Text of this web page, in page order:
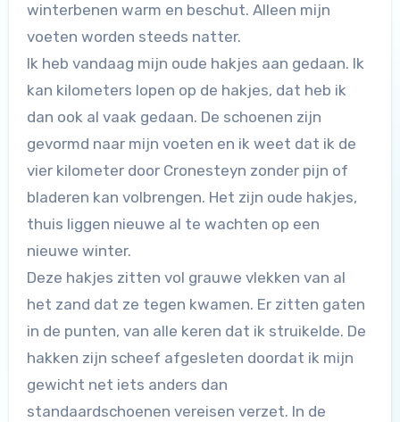
winterbenen warm en beschut. Alleen mijn
voeten worden steeds natter.
Ik heb vandaag mijn oude hakjes aan gedaan. Ik
kan kilometers lopen op de hakjes, dat heb ik
dan ook al vaak gedaan. De schoenen zijn
gevormd naar mijn voeten en ik weet dat ik de
vier kilometer door Cronesteyn zonder pijn of
bladeren kan volbrengen. Het zijn oude hakjes,
thuis liggen nieuwe al te wachten op een
nieuwe winter.
Deze hakjes zitten vol grauwe vlekken van al
het zand dat ze tegen kwamen. Er zitten gaten
in de punten, van alle keren dat ik struikelde. De
hakken zijn scheef afgesleten doordat ik mijn
gewicht net iets anders dan
standaardschoenen vereisen verzet. In de